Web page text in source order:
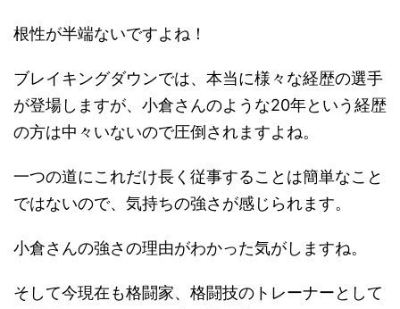
根性が半端ないですよね！
ブレイキングダウンでは、本当に様々な経歴の選手
が登場しますが、小倉さんのような20年という経歴
の方は中々いないので圧倒されますよね。
一つの道にこれだけ長く従事することは簡単なこと
ではないので、気持ちの強さが感じられます。
小倉さんの強さの理由がわかった気がしますね。
そして今現在も格闘家、格闘技のトレーナーとして